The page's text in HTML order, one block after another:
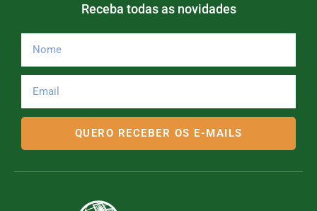
Receba todas as novidades
QUERO RECEBER OS E-MAILS